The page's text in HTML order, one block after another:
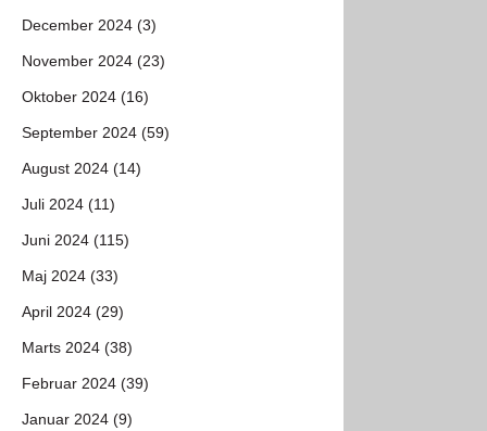
December 2024 (3)
November 2024 (23)
Oktober 2024 (16)
September 2024 (59)
August 2024 (14)
Juli 2024 (11)
Juni 2024 (115)
Maj 2024 (33)
April 2024 (29)
Marts 2024 (38)
Februar 2024 (39)
Januar 2024 (9)